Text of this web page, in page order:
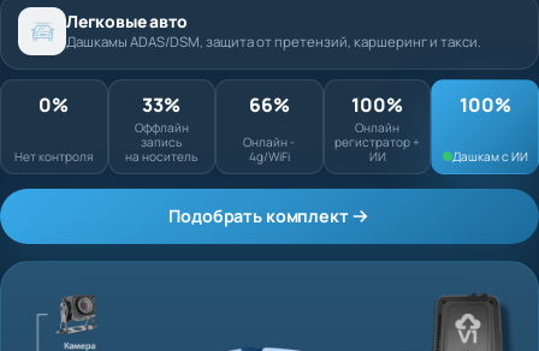
Легковые авто
Дашкамы ADAS/DSM, защита от претензий, каршеринг и такси.
0%
Оффлайн запись
на носитель
66%
Онлайн - 4g/WiFi
100%